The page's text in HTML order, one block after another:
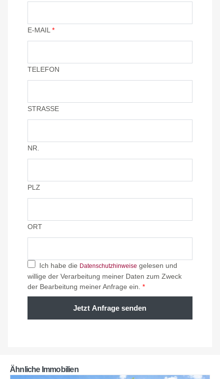
E-MAIL *
TELEFON
STRASSE
NR.
PLZ
ORT
Ich habe die Datenschutzhinweise gelesen und
willige der Verarbeitung meiner Daten zum Zweck
der Bearbeitung meiner Anfrage ein. *
Jetzt Anfrage senden
Ähnliche Immobilien